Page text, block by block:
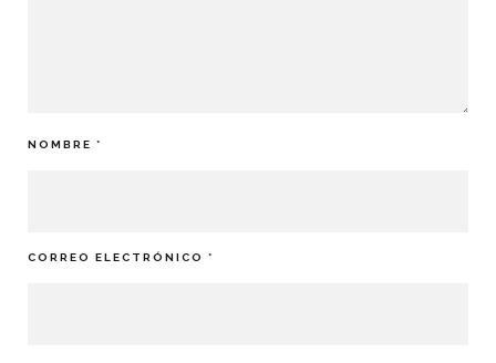
NOMBRE *
CORREO ELECTRÓNICO *